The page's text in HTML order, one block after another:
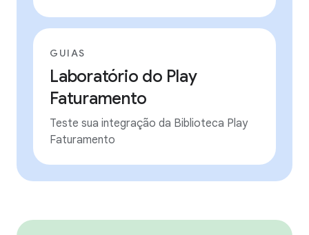
GUIAS
Laboratório do Play
Faturamento
Teste sua integração da Biblioteca Play
Faturamento